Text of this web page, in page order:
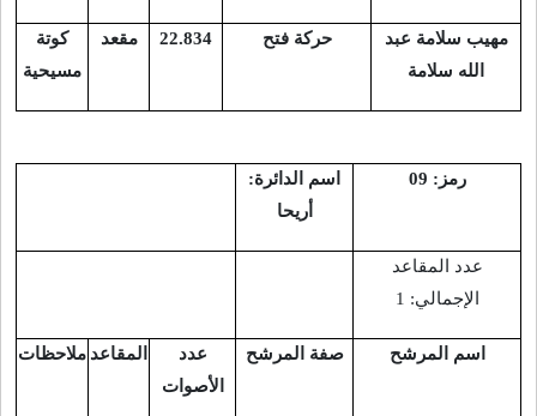
مهيب سلامة عبد
الله سلامة
حركة فتح 22.834 مقعد
كوتة
مسيحية
رمز: 09
اسم الدائرة:
أريحا
عدد المقاعد
الإجمالي: 1
اسم المرشح صفة المرشح
عدد
الأصوات
المقاعد ملاحظات